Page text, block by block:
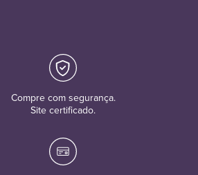
Compre com segurança.
Site certificado.